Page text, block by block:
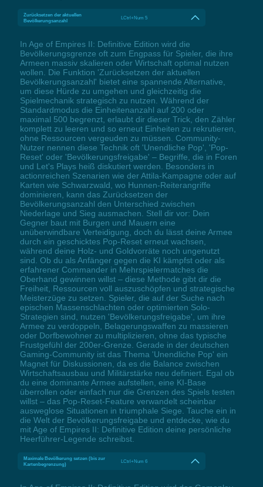
Zurücksetzen der aktuellen
Bevölkerungsanzahl
LCtrl+Num 5
In Age of Empires II: Definitive Edition wird die
Bevölkerungsgrenze oft zum Engpass für Spieler, die ihre
Armeen massiv skalieren oder Wirtschaft optimal nutzen
wollen. Die Funktion 'Zurücksetzen der aktuellen
Bevölkerungsanzahl' bietet eine spannende Alternative,
um diese Hürde zu umgehen und gleichzeitig die
Spielmechanik strategisch zu nutzen. Während der
Standardmodus die Einheitenanzahl auf 200 oder
maximal 500 begrenzt, erlaubt dir dieser Trick, den Zähler
komplett zu leeren und so erneut Einheiten zu rekrutieren,
ohne Ressourcen vergeuden zu müssen. Community-
Nutzer nennen diese Technik oft 'Unendliche Pop', 'Pop-
Reset' oder 'Bevölkerungsfreigabe' – Begriffe, die in Foren
und Let's Plays heiß diskutiert werden. Besonders in
actionreichen Szenarien wie der Attila-Kampagne oder auf
Karten wie Schwarzwald, wo Hunnen-Reiterangriffe
dominieren, kann das Zurücksetzen der
Bevölkerungsanzahl den Unterschied zwischen
Niederlage und Sieg ausmachen. Stell dir vor: Dein
Gegner baut mit Burgen und Mauern eine
unüberwindbare Verteidigung, doch du lässt deine Armee
durch ein geschicktes Pop-Reset erneut wachsen,
während deine Holz- und Goldvorräte noch ungenutzt
sind. Ob du als Anfänger gegen die KI kämpfst oder als
erfahrener Commander in Mehrspielermatches die
Oberhand gewinnen willst – diese Methode gibt dir die
Freiheit, Ressourcen voll auszuschöpfen und strategische
Meisterzüge zu setzen. Spieler, die auf der Suche nach
epischen Massenschlachten oder optimierten Solo-
Strategien sind, nutzen 'Bevölkerungsfreigabe', um ihre
Armee zu verdoppeln, Belagerungswaffen zu massieren
oder Dorfbewohner zu multiplizieren, ohne das typische
Frustgefühl der 200er-Grenze. Gerade in der deutschen
Gaming-Community ist das Thema 'Unendliche Pop' ein
Magnet für Diskussionen, da es die Balance zwischen
Wirtschaftsausbau und Militärstärke neu definiert. Egal ob
du eine dominante Armee aufstellen, eine KI-Base
überrollen oder einfach nur die Grenzen des Spiels testen
willst – das Pop-Reset-Feature verwandelt scheinbar
ausweglose Situationen in triumphale Siege. Tauche ein in
die Welt der Bevölkerungsfreigabe und entdecke, wie du
mit Age of Empires II: Definitive Edition deine persönliche
Heerführer-Legende schreibst.
Maximale Bevölkerung setzen (bis zur
Kartenbegrenzung)
LCtrl+Num 6